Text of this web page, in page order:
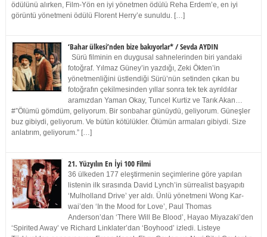
ödülünü alırken, Film-Yön en iyi yönetmen ödülü Reha Erdem’e, en iyi
görüntü yönetmeni ödülü Florent Herry’e sunuldu. […]
‘Bahar ülkesi’nden bize bakıyorlar* / Sevda AYDIN
Sürü filminin en duygusal sahnelerinden biri yandaki
fotoğraf. Yılmaz Güney’in yazdığı, Zeki Ökten’in
yönetmenliğini üstlendiği Sürü’nün setinden çıkan bu
fotoğrafın çekilmesinden yıllar sonra tek tek ayrıldılar
aramızdan Yaman Okay, Tuncel Kurtiz ve Tarık Akan…
#”Ölümü gömdüm, geliyorum. Bir sonbahar günüydü, geliyorum. Güneşler
buz gibiydi, geliyorum. Ve bütün kötülükler. Ölümün armaları gibiydi. Size
anlatırım, geliyorum.” […]
21. Yüzyılın En İyi 100 Filmi
36 ülkeden 177 eleştirmenin seçimlerine göre yapılan
listenin ilk sırasında David Lynch’in sürrealist başyapıtı
‘Mulholland Drive’ yer aldı. Ünlü yönetmeni Wong Kar-
wai’den ‘In the Mood for Love’, Paul Thomas
Anderson’dan ‘There Will Be Blood’, Hayao Miyazaki’den
‘Spirited Away’ ve Richard Linklater’dan ‘Boyhood’ izledi. Listeye